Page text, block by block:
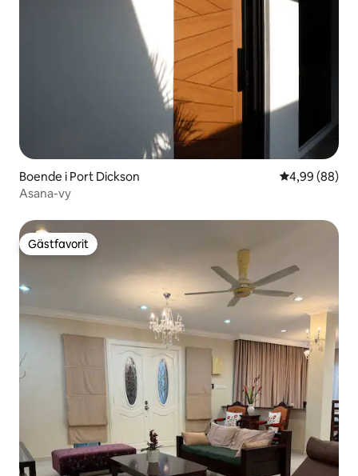
Boende i Port Dickson 4,99 av 5 i
4,99 (88)
Asana-vy
Gästfavorit
Gästfavorit